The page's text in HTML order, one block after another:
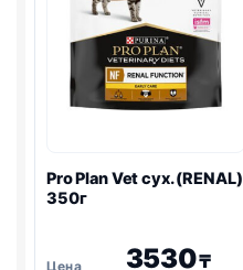
Pro PlanVet сух. (RENAL)
350г
3530₸